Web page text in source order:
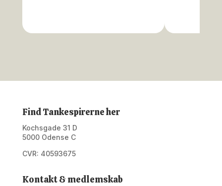
Find Tankespirerne her
Kochsgade 31 D
5000 Odense C
CVR: 40593675
Kontakt & medlemskab